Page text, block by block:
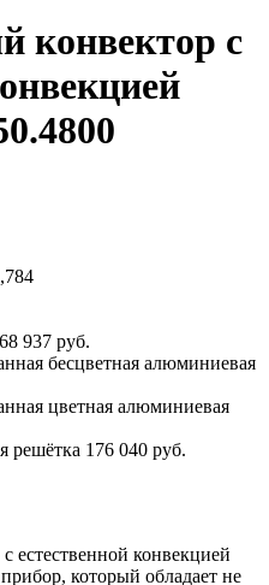
конвектор с
68 937 руб.
бесцветная алюминиевая
цветная алюминиевая
решётка 176 040 руб.
естественной конвекцией
который обладает не